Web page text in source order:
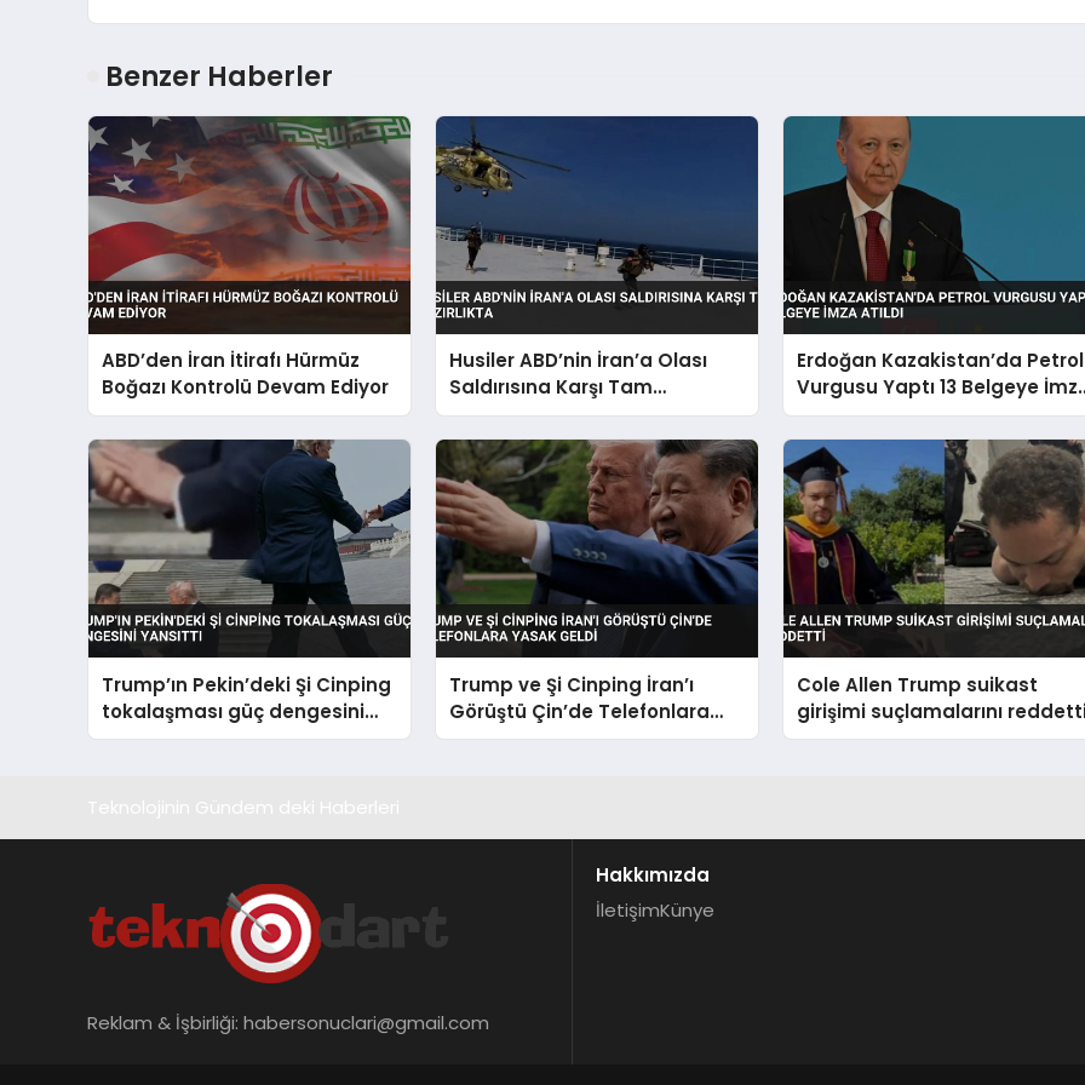
Benzer Haberler
ABD’den İran İtirafı Hürmüz
Boğazı Kontrolü Devam Ediyor
Husiler ABD’nin İran’a Olası
Saldırısına Karşı Tam
Hazırlıkta
Erdoğan Kazakistan’da Petrol
Vurgusu Yaptı 13 Belgeye
Atıldı
Trump’ın Pekin’deki Şi Cinping
tokalaşması güç dengesini
yansıttı
Trump ve Şi Cinping İran’ı
Görüştü Çin’de Telefonlara
Yasak Geldi
Cole Allen Trump suikast
girişimi suçlamalarını
Reklam & İşbirliği: habersonuclari@gmail.com
Hakkımızda
İletişimKünye